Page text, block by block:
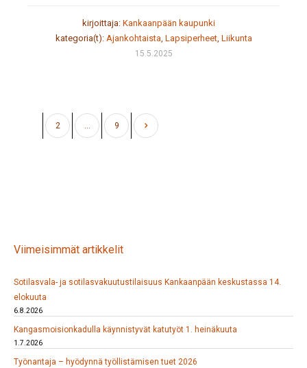
kirjoittaja: Kankaanpään kaupunki
kategoria(t): Ajankohtaista, Lapsiperheet, Liikunta
15.5.2025
2 … 9
Viimeisimmät artikkelit
Sotilasvala- ja sotilasvakuutustilaisuus Kankaanpään keskustassa 14.
elokuuta
6.8.2026
Kangasmoisionkadulla käynnistyvät katutyöt 1. heinäkuuta
1.7.2026
Työnantaja – hyödynnä työllistämisen tuet 2026